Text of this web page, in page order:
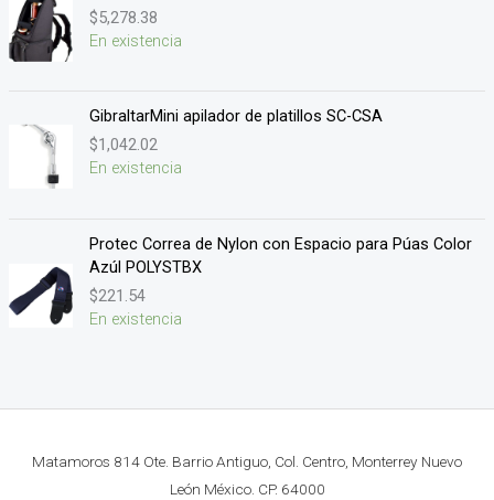
$5,278.38
En existencia
GibraltarMini apilador de platillos SC-CSA
$1,042.02
En existencia
Protec Correa de Nylon con Espacio para Púas Color
Azúl POLYSTBX
$221.54
En existencia
Matamoros 814 Ote. Barrio Antiguo, Col. Centro, Monterrey Nuevo
León México. CP. 64000